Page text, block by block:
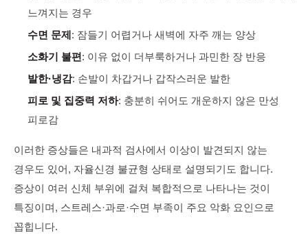
느껴지는 경우
수면 문제: 잠들기 어렵거나 새벽에 자주 깨는 양상
소화기 불편: 이유 없이 더부룩하거나 과민한 장 반응
발한·냉감: 손발이 차갑거나 갑작스러운 발한
피로 및 집중력 저하: 충분히 쉬어도 개운하지 않은 만성
피로감
이러한 증상들은 내과적 검사에서 이상이 발견되지 않는
경우도 있어, 자율신경 불균형 상태로 설명되기도 합니다.
증상이 여러 신체 부위에 걸쳐 복합적으로 나타나는 것이
특징이며, 스트레스·과로·수면 부족이 주요 악화 요인으로
꼽힙니다.